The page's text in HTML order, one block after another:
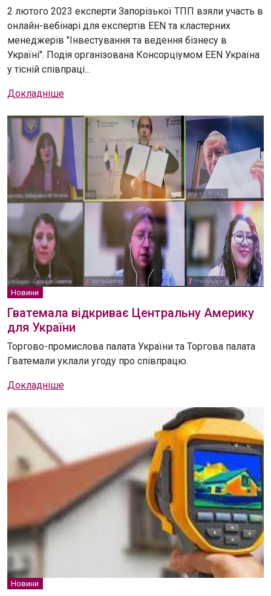
2 лютого 2023 експерти Запорізької ТПП взяли участь в
онлайн-вебінарі для експертів EEN та кластерних
менеджерів "Інвестування та ведення бізнесу в
Україні". Подія організована Консорціумом EEN Україна
у тісній співпраці...
Докладніше
Новини
Гватемала відкриває Центральну Америку
для України
Торгово-промислова палата України та Торгова палата
Гватемали уклали угоду про співпрацю.
Докладніше
Новини